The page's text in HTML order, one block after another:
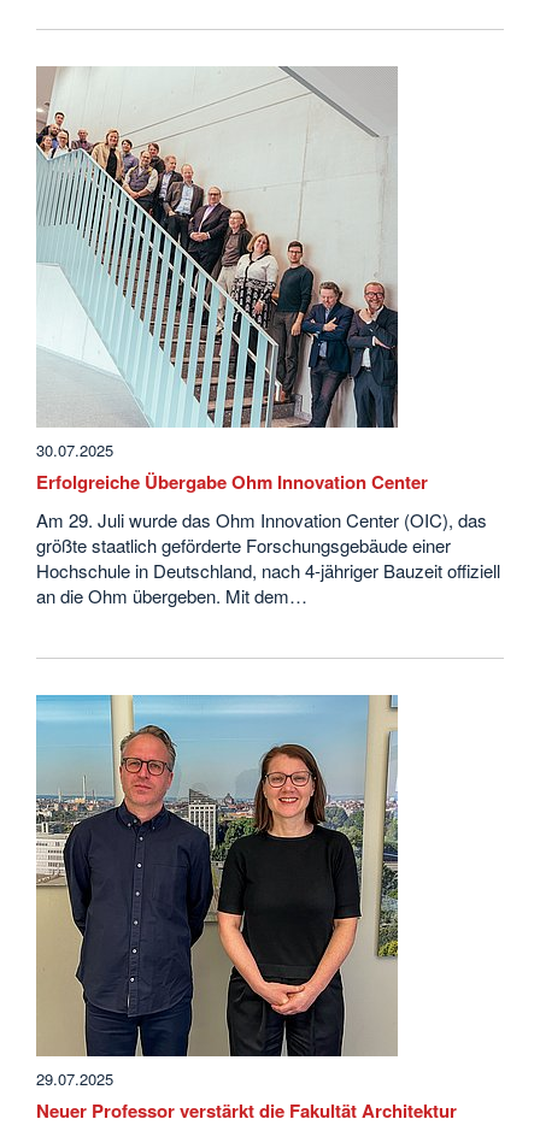
30.07.2025
Erfolgreiche Übergabe Ohm Innovation Center
Am 29. Juli wurde das Ohm Innovation Center (OIC), das
größte staatlich geförderte Forschungsgebäude einer
Hochschule in Deutschland, nach 4-jähriger Bauzeit offiziell
an die Ohm übergeben. Mit dem…
29.07.2025
Neuer Professor verstärkt die Fakultät Architektur